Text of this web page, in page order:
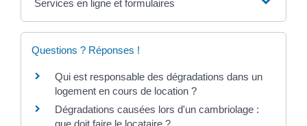
Services en ligne et formulaires
Questions ? Réponses !
Qui est responsable des dégradations dans un
logement en cours de location ?
Dégradations causées lors d'un cambriolage :
que doit faire le locataire ?